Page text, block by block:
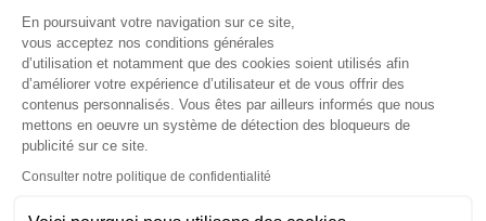
Actualités
Immobilier d’entreprise
En poursuivant votre navigation sur ce site,
vous acceptez nos conditions générales
d’utilisation et notamment que des cookies soient utilisés afin
d’améliorer votre expérience d’utilisateur et de vous offrir des
contenus personnalisés. Vous êtes par ailleurs informés que nous
mettons en oeuvre un système de détection des bloqueurs de
publicité sur ce site.
Consulter notre politique de confidentialité